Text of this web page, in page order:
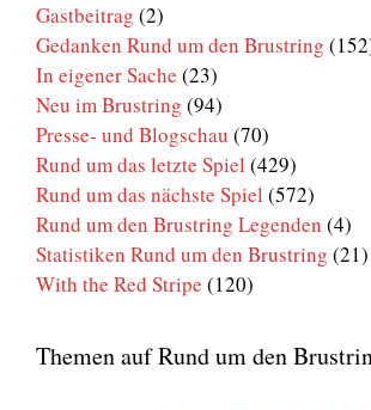
Gastbeitrag (2)
Gedanken Rund um den Brustring
In eigener Sache (23)
Neu im Brustring (94)
Presse- und Blogschau (70)
Rund um das letzte Spiel (429)
Rund um das nächste Spiel (572)
Rund um den Brustring Legenden (4)
Statistiken Rund um den Brustring (21)
With the Red Stripe (120)
Themen auf Rund um den